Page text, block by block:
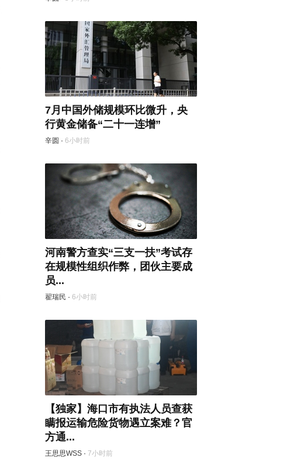
7月中国外储规模环比微升，央
行黄金储备“二十一连增”
辛圆 · 6小时前
河南警方查实“三支一扶”考试存
在规模性组织作弊，团伙主要成
员...
翟瑞民 · 6小时前
【独家】海口市有执法人员查获
瞒报运输危险货物遇立案难？官
方通...
王思思WSS · 7小时前